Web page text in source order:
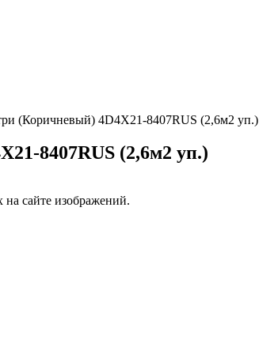
(Коричневый) 4D4X21-8407RUS (2,6м2 уп.)
8407RUS (2,6м2 уп.)
сайте изображений.